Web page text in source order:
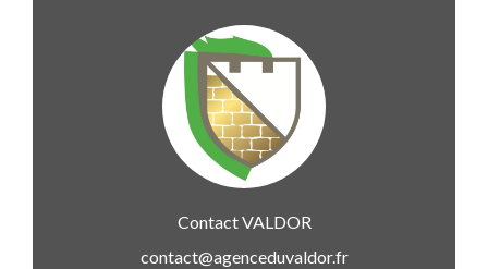
ContactVALDOR
contact@agenceduvaldor.fr